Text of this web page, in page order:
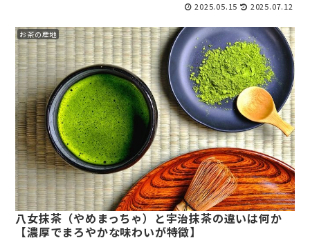
2025.05.15 2025.07.12
お茶の産地
八女抹茶（やめまっちゃ）と宇治抹茶の違いは何か
【濃厚でまろやかな味わいが特徴】